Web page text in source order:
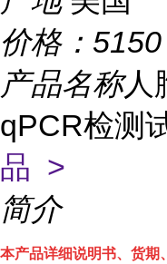
价格： 5150
产品名称人
qPCR检测
品 >
简介
本产品详细说明书、货期